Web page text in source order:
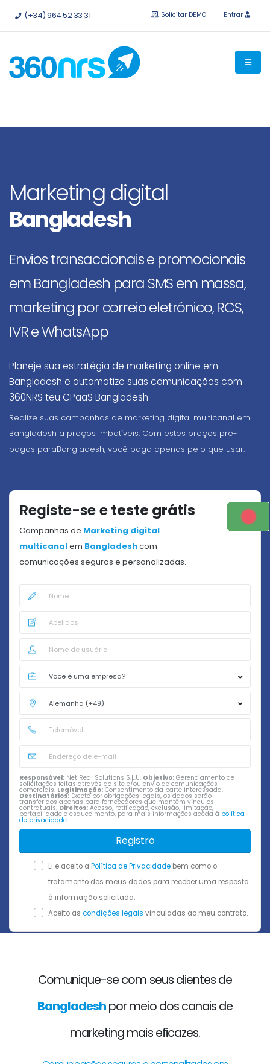
Experimentegrátis sem compromisso.APIs e integrações
(+34) 964 52 33 31 Solicitar DEMO Entrar
Marketing digital
Bangladesh
Envios transaccionais e promocionais
em Bangladesh para SMS em massa,
marketing por correio eletrónico, RCS,
IVR e WhatsApp
Planeje sua estratégia de marketing online em
Bangladesh e automatize suas comunicações com
360NRS teu CPaaS Bangladesh
Realize suas campanhas de marketing digital multicanal em
Bangladesh a preços imbatíveis. Com estes preços pré-
pagos paraBangladesh, você paga apenas pelo que usar.
Registe-se eteste grátis
Campanhas de Marketing digital
multicanalem Bangladeshcom
comunicações seguras e personalizadas.
Responsável: Net Real Solutions S.L.U. Objetivo: Gerenciamento de
solicitações feitas através do site e/ou envio de comunicações
comerciais. Legitimação: Consentimento da parte interessada.
Destinatários: Exceto por obrigações legais, os dados serão
transferidos apenas para fornecedores que mantêm vínculos
contratuais. Direitos: Acesso, retificação, exclusão, limitação,
portabilidade e esquecimento, para mais informações aceda à política
de privacidade .
Registro
Li e aceito a Política de Privacidade bem como o
tratamento dos meus dados para receber uma resposta
à informação solicitada.
Aceito as condições legais vinculadas ao meu contrato.
Comunique-se com seus clientes de
Bangladeshpor meio dos canais de
marketing mais eficazes.